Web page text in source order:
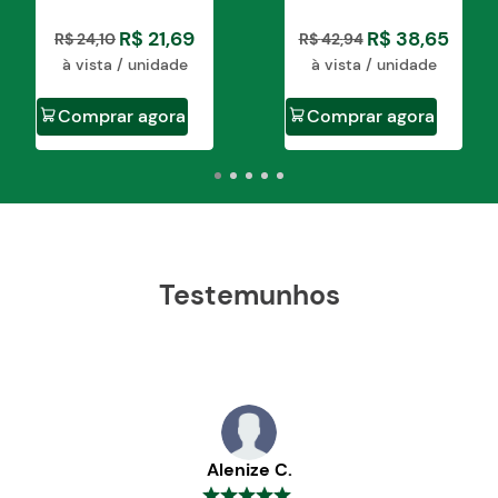
R$24,10 R$ 21,69
à vista / unidade
Comprar agora
R$42,94 R$ 38,65
à vista / unidade
Comprar agora
Testemunhos
Alenize C.